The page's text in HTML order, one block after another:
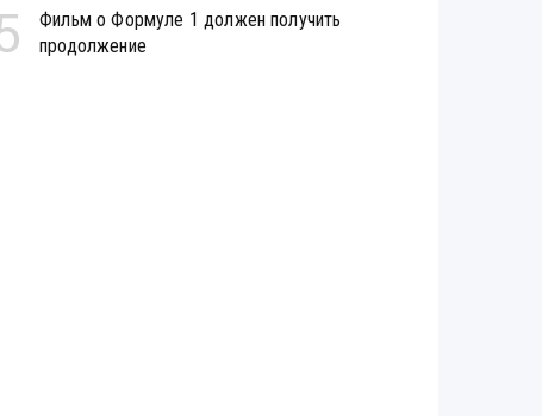
Фильм о Формуле 1 должен получить
продолжение